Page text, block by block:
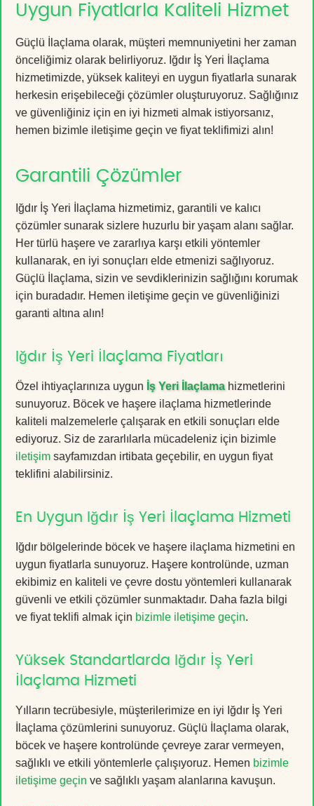
Uygun Fiyatlarla Kaliteli Hizmet
Güçlü İlaçlama olarak, müşteri memnuniyetini her zaman
önceliğimiz olarak belirliyoruz. Iğdır İş Yeri İlaçlama
hizmetimizde, yüksek kaliteyi en uygun fiyatlarla sunarak
herkesin erişebileceği çözümler oluşturuyoruz. Sağlığınız
ve güvenliğiniz için en iyi hizmeti almak istiyorsanız,
hemen bizimle iletişime geçin ve fiyat teklifimizi alın!
Garantili Çözümler
Iğdır İş Yeri İlaçlama hizmetimiz, garantili ve kalıcı
çözümler sunarak sizlere huzurlu bir yaşam alanı sağlar.
Her türlü haşere ve zararlıya karşı etkili yöntemler
kullanarak, en iyi sonuçları elde etmenizi sağlıyoruz.
Güçlü İlaçlama, sizin ve sevdiklerinizin sağlığını korumak
için buradadır. Hemen iletişime geçin ve güvenliğinizi
garanti altına alın!
Iğdır İş Yeri İlaçlama Fiyatları
Özel ihtiyaçlarınıza uygun İş Yeri İlaçlamahizmetlerini
sunuyoruz. Böcek ve haşere ilaçlama hizmetlerinde
kaliteli malzemelerle çalışarak en etkili sonuçları elde
ediyoruz. Siz de zararlılarla mücadeleniz için bizimle
iletişim sayfamızdan irtibata geçebilir, en uygun fiyat
teklifini alabilirsiniz.
En Uygun Iğdır İş Yeri İlaçlama Hizmeti
Iğdır bölgelerinde böcek ve haşere ilaçlama hizmetini en
uygun fiyatlarla sunuyoruz. Haşere kontrolünde, uzman
ekibimiz en kaliteli ve çevre dostu yöntemleri kullanarak
güvenli ve etkili çözümler sunmaktadır. Daha fazla bilgi
ve fiyat teklifi almak için bizimle iletişime geçin.
Yüksek Standartlarda Iğdır İş Yeri
İlaçlama Hizmeti
Yılların tecrübesiyle, müşterilerimize en iyi Iğdır İş Yeri
İlaçlama çözümlerini sunuyoruz. Güçlü İlaçlama olarak,
böcek ve haşere kontrolünde çevreye zarar vermeyen,
sağlıklı ve etkili yöntemlerle çalışıyoruz. Hemen bizimle
iletişime geçin ve sağlıklı yaşam alanlarına kavuşun.